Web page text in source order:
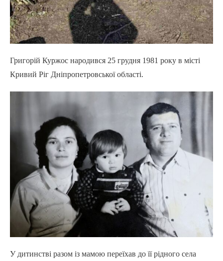
Григорій Куржос народився 25 грудня 1981 року в місті
Кривий Ріг Дніпропетровської області.
У дитинстві разом із мамою переїхав до її рідного села